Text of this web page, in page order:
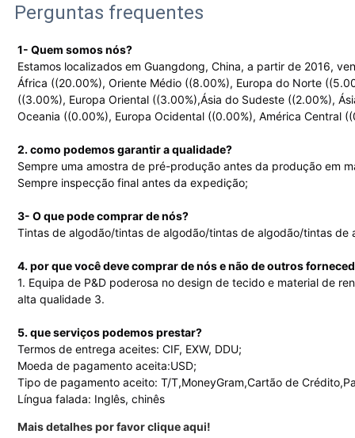
Perguntas frequentes
1- Quem somos nós?
Estamos localizados em Guangdong, China, a partir de 2016,
África ((20.00%), Oriente Médio ((8.00%), Europa do Norte
((3.00%), Europa Oriental ((3.00%),Ásia do Sudeste ((2.00%),
Oceania ((0.00%), Europa Ocidental ((0.00%), América Central
2. como podemos garantir a qualidade?
Sempre uma amostra de pré-produção antes da produção em
Sempre inspecção final antes da expedição;
3- O que pode comprar de nós?
Tintas de algodão/tintas de algodão/tintas de algodão/tintas de
4. por que você deve comprar de nós e não de outros
1. Equipa de P&D poderosa no design de tecido e material de
alta qualidade 3.
5. que serviços podemos prestar?
Termos de entrega aceites: CIF, EXW, DDU;
Moeda de pagamento aceita:USD;
Tipo de pagamento aceito: T/T,MoneyGram,Cartão de
Língua falada: Inglês, chinês
Mais detalhes por favor clique aqui!